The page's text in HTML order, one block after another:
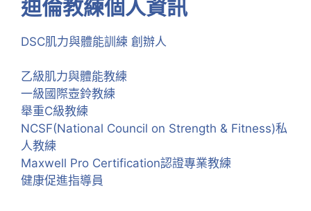
迪倫教練個人資訊
DSC肌力與體能訓練 創辦人
乙級肌力與體能教練
一級國際壺鈴教練
舉重C級教練
NCSF(National Council on Strength & Fitness)私
人教練
Maxwell Pro Certification認證專業教練
健康促進指導員